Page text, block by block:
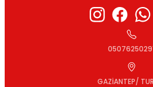
GAZİANTEP/